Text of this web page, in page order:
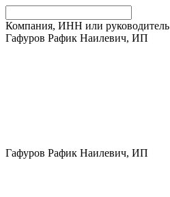
Компания, ИНН или руководитель
Гафуров Рафик Наилевич, ИП
Гафуров Рафик Наилевич, ИП